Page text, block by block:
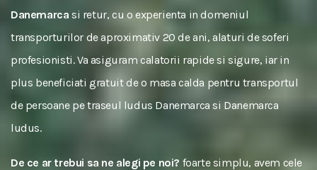
Danemarca si retur, cu o experienta in domeniul
transporturilor de aproximativ 20 de ani, alaturi de soferi
profesionisti. Va asiguram calatorii rapide si sigure, iar in
plus beneficiati gratuit de o masa calda pentru transportul
de persoane pe traseul ludus Danemarca si Danemarca
ludus.
De ce ar trebui sa ne alegi pe noi? foarte simplu, avem cele